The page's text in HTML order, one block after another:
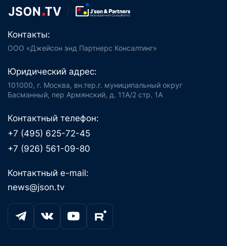
Контакты:
ООО «Джейсон энд Партнерс Консалтинг»
Юридический адрес:
101000, г. Москва, вн.тер.г. муниципальный округ
Басманный, пер Армянский, д. 11А/2 стр. 1А
Контактный телефон:
+7 (495) 625-72-45
+7 (926) 561-09-80
Контактный e-mail:
news@json.tv